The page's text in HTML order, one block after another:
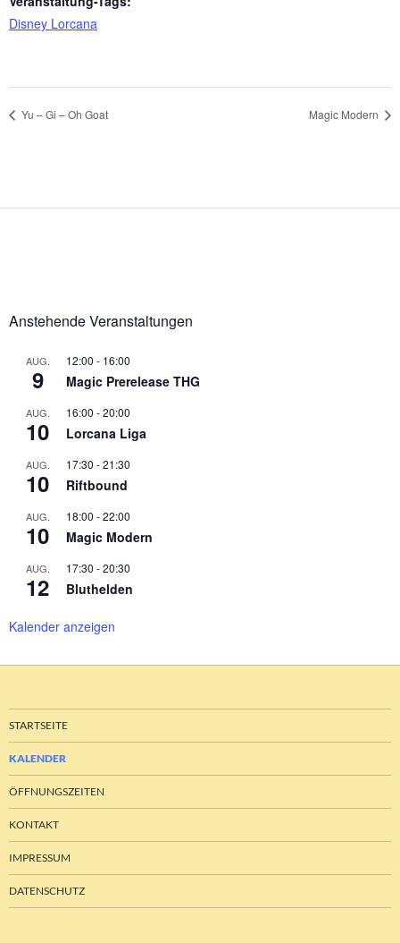
Disney Lorcana
Yu – Gi – Oh Goat Magic Modern
Anstehende Veranstaltungen
AUG.
9
12:00 - 16:00
Magic Prerelease THG
AUG.
10
16:00 -20:00
Lorcana Liga
AUG.
10
17:30 -21:30
Riftbound
AUG.
10
18:00 -22:00
Magic Modern
AUG.
12
17:30 -20:30
Bluthelden
Kalender anzeigen
STARTSEITE
KALENDER
ÖFFNUNGSZEITEN
KONTAKT
IMPRESSUM
DATENSCHUTZ